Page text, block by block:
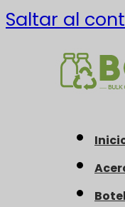
Saltar al